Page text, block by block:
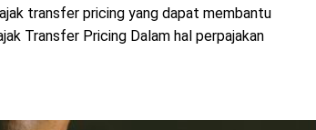
transfer pricing yang dapat membantu
Transfer Pricing Dalam hal perpajakan